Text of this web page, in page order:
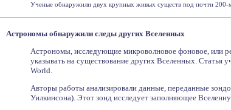
Ученые обнаружили двух крупных живых существ под почти 200-
Астрономы обнаружили следы других Вселенных
Астрономы, исследующие микроволновое фоновое, или
указывать на существование других Вселенных. Статья
World.
Авторы работы анализировали данные, переданные
Уилкинсона). Этот зонд исследует заполняющее